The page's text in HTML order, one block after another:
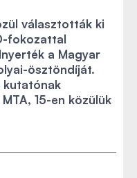
választották ki
fokozattal
a Magyar
ösztöndíját.
15-en közülük